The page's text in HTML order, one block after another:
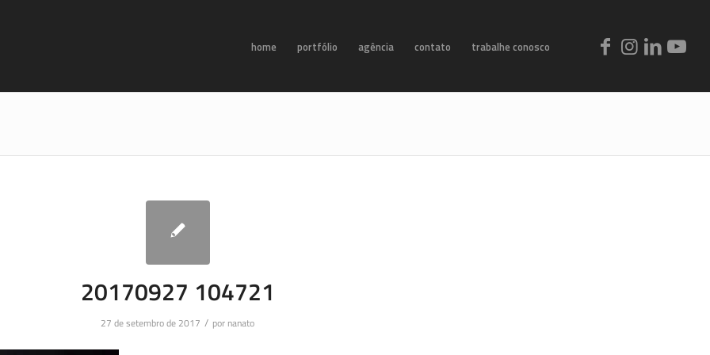
home portfólio agência contato trabalhe conosco
20170927 104721
27 de setembro de 2017 / por nanato